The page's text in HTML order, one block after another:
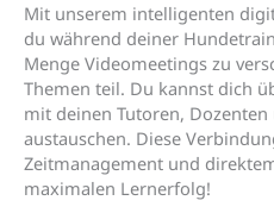
Mit unserem intelligenten
du während deiner
Menge Videomeetings zu
Themen teil. Du kannst dich
mit deinen Tutoren,
austauschen. Diese
Zeitmanagement und
maximalen Lernerfolg!